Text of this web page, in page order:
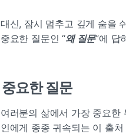
대신, 잠시 멈추고 깊게 숨을
중요한 질문인 “왜 질문”에 답
중요한 질문
여러분의 삶에서 가장 중요한
인에게 종종 귀속되는 이 출